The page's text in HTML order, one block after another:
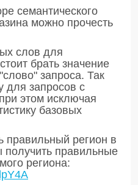
семантического
можно прочесть
слов для
брать значение
запроса. Так
для запросов с
этом исключая
базовых
правильный регион в
получить правильные
региона: